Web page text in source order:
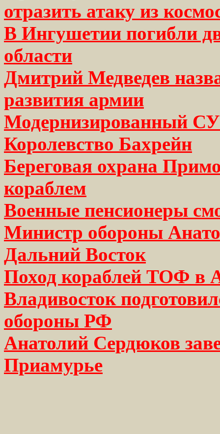
отразить атаку из
В Ингушетии погибли
области
Дмитрий Медведев
развития армии
Модернизированный
Королевство Бахрейн
Береговая охрана
кораблем
Военные пенсионеры
Министр обороны
Дальний Восток
Поход кораблей ТОФ в
Владивосток
обороны РФ
Анатолий Сердюков
Приамурье